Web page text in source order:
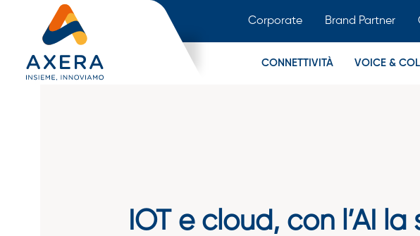
Corporate Brand Partner
CONNETTIVITÀ VOICE &
IOT e cloud, con l’AI